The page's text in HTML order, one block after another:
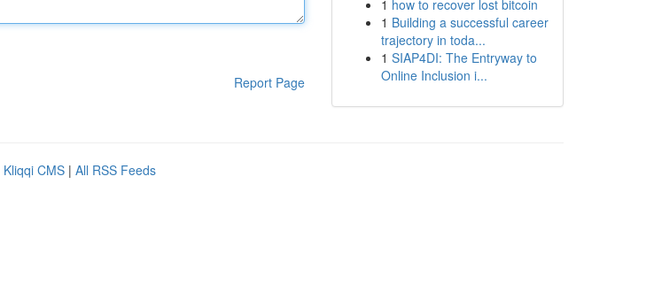
Report Page
1 how to recover lost bitcoin
1 Building a successful career
trajectory in toda...
1 SIAP4DI: The Entryway to
Online Inclusion i...
Kliqqi CMS | All RSS Feeds